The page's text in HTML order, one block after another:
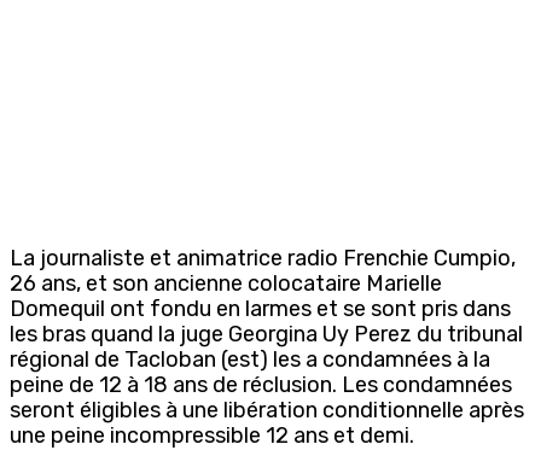
La journaliste et animatrice radio Frenchie Cumpio,
26 ans, et son ancienne colocataire Marielle
Domequil ont fondu en larmes et se sont pris dans
les bras quand la juge Georgina Uy Perez du tribunal
régional de Tacloban (est) les a condamnées à la
peine de 12 à 18 ans de réclusion. Les condamnées
seront éligibles à une libération conditionnelle après
une peine incompressible 12 ans et demi.